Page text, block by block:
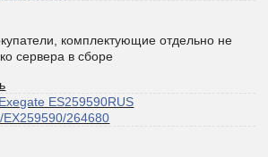
комплектующие отдельно не
сервера в сборе
ES259590RUS
EX259590/264680